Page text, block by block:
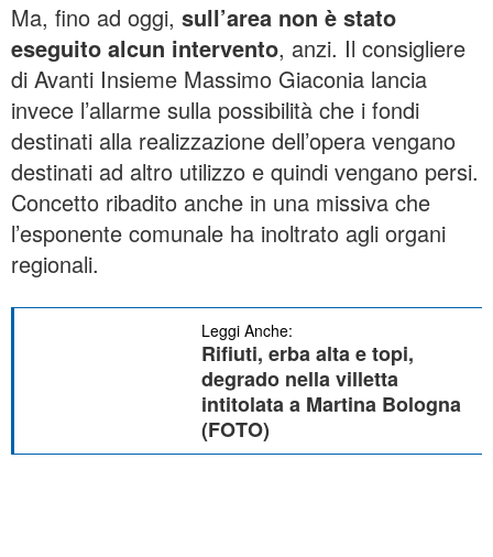
Ma, fino ad oggi, sull’area non è stato
eseguito alcun intervento, anzi. Il consigliere
di Avanti Insieme Massimo Giaconia lancia
invece l’allarme sulla possibilità che i fondi
destinati alla realizzazione dell’opera vengano
destinati ad altro utilizzo e quindi vengano persi.
Concetto ribadito anche in una missiva che
l’esponente comunale ha inoltrato agli organi
regionali.
Leggi Anche:
Rifiuti, erba alta e topi,
degrado nella villetta
intitolata a Martina Bologna
(FOTO)